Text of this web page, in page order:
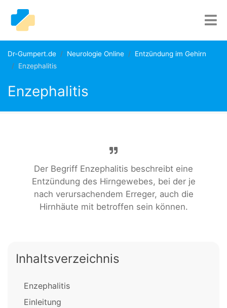
Dr-Gumpert.de Neurologie Online
Entzündung im Gehirn
Enzephalitis
Enzephalitis
Der Begriff Enzephalitis beschreibt eine
Entzündung des Hirngewebes, bei der je
nach verursachendem Erreger, auch die
Hirnhäute mit betroffen sein können.
Inhaltsverzeichnis
Enzephalitis
Einleitung